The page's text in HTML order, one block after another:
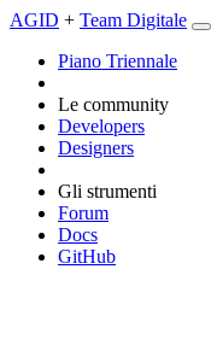
AGID + Team Digitale
Piano Triennale
Le community
Developers
Designers
Gli strumenti
Forum
Docs
GitHub